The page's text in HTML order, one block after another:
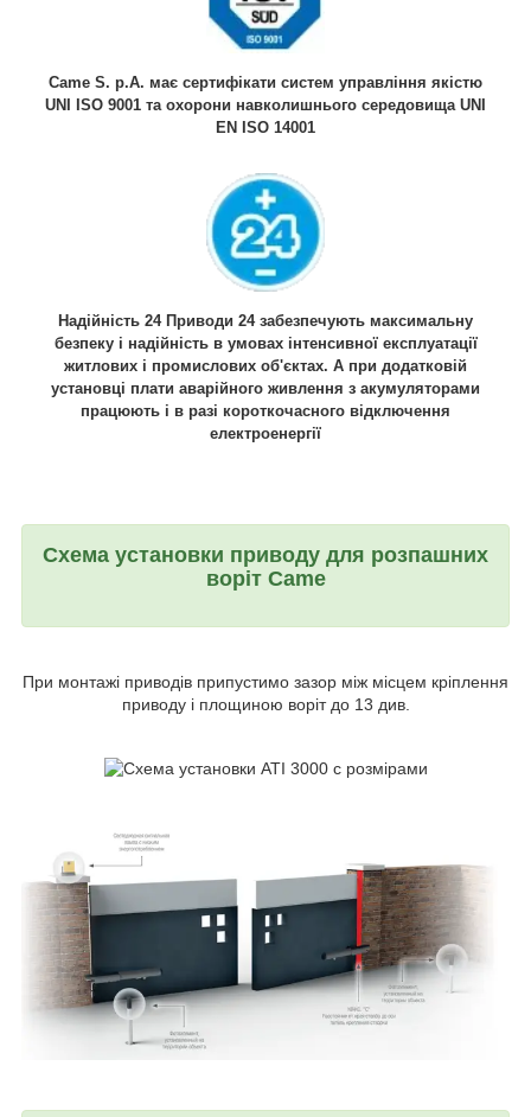
Came S. p.A. має сертифікати систем управління якістю
UNI ISO 9001 та охорони навколишнього середовища UNI
EN ISO 14001
Надійність 24 Приводи 24 забезпечують максимальну
безпеку і надійність в умовах інтенсивної експлуатації
житлових і промислових об'єктах. А при додатковій
установці плати аварійного живлення з акумуляторами
працюють і в разі короткочасного відключення
електроенергії
Схема установки приводу для розпашних
воріт Came
При монтажі приводів припустимо зазор між місцем кріплення
приводу і площиною воріт до 13 див.